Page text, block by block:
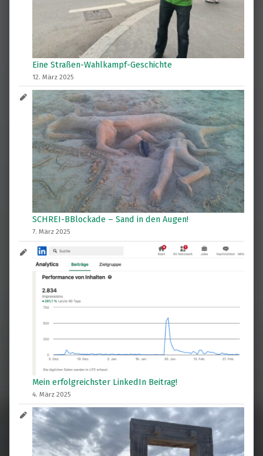
Eine Straßen-Wahlkampf-Geschichte
12. März 2025
SCHREI-BBlockade – Sand in den Augen!
7. März 2025
Mein erfolgreichster LinkedIn Beitrag!
4. März 2025